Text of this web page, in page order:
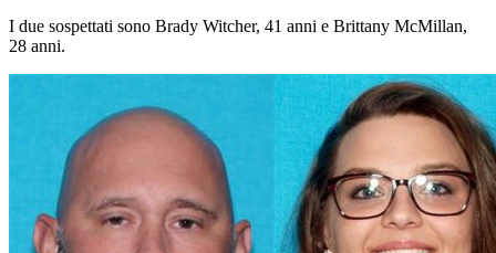
I due sospettati sono Brady Witcher, 41 anni e Brittany McMillan,
28 anni.